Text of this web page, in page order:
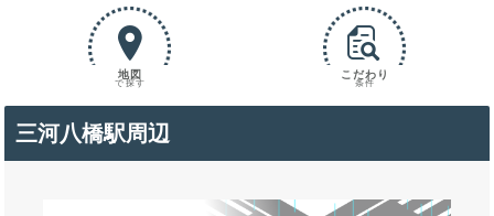
地図
で探す
こだわり
条件
三河八橋駅周辺